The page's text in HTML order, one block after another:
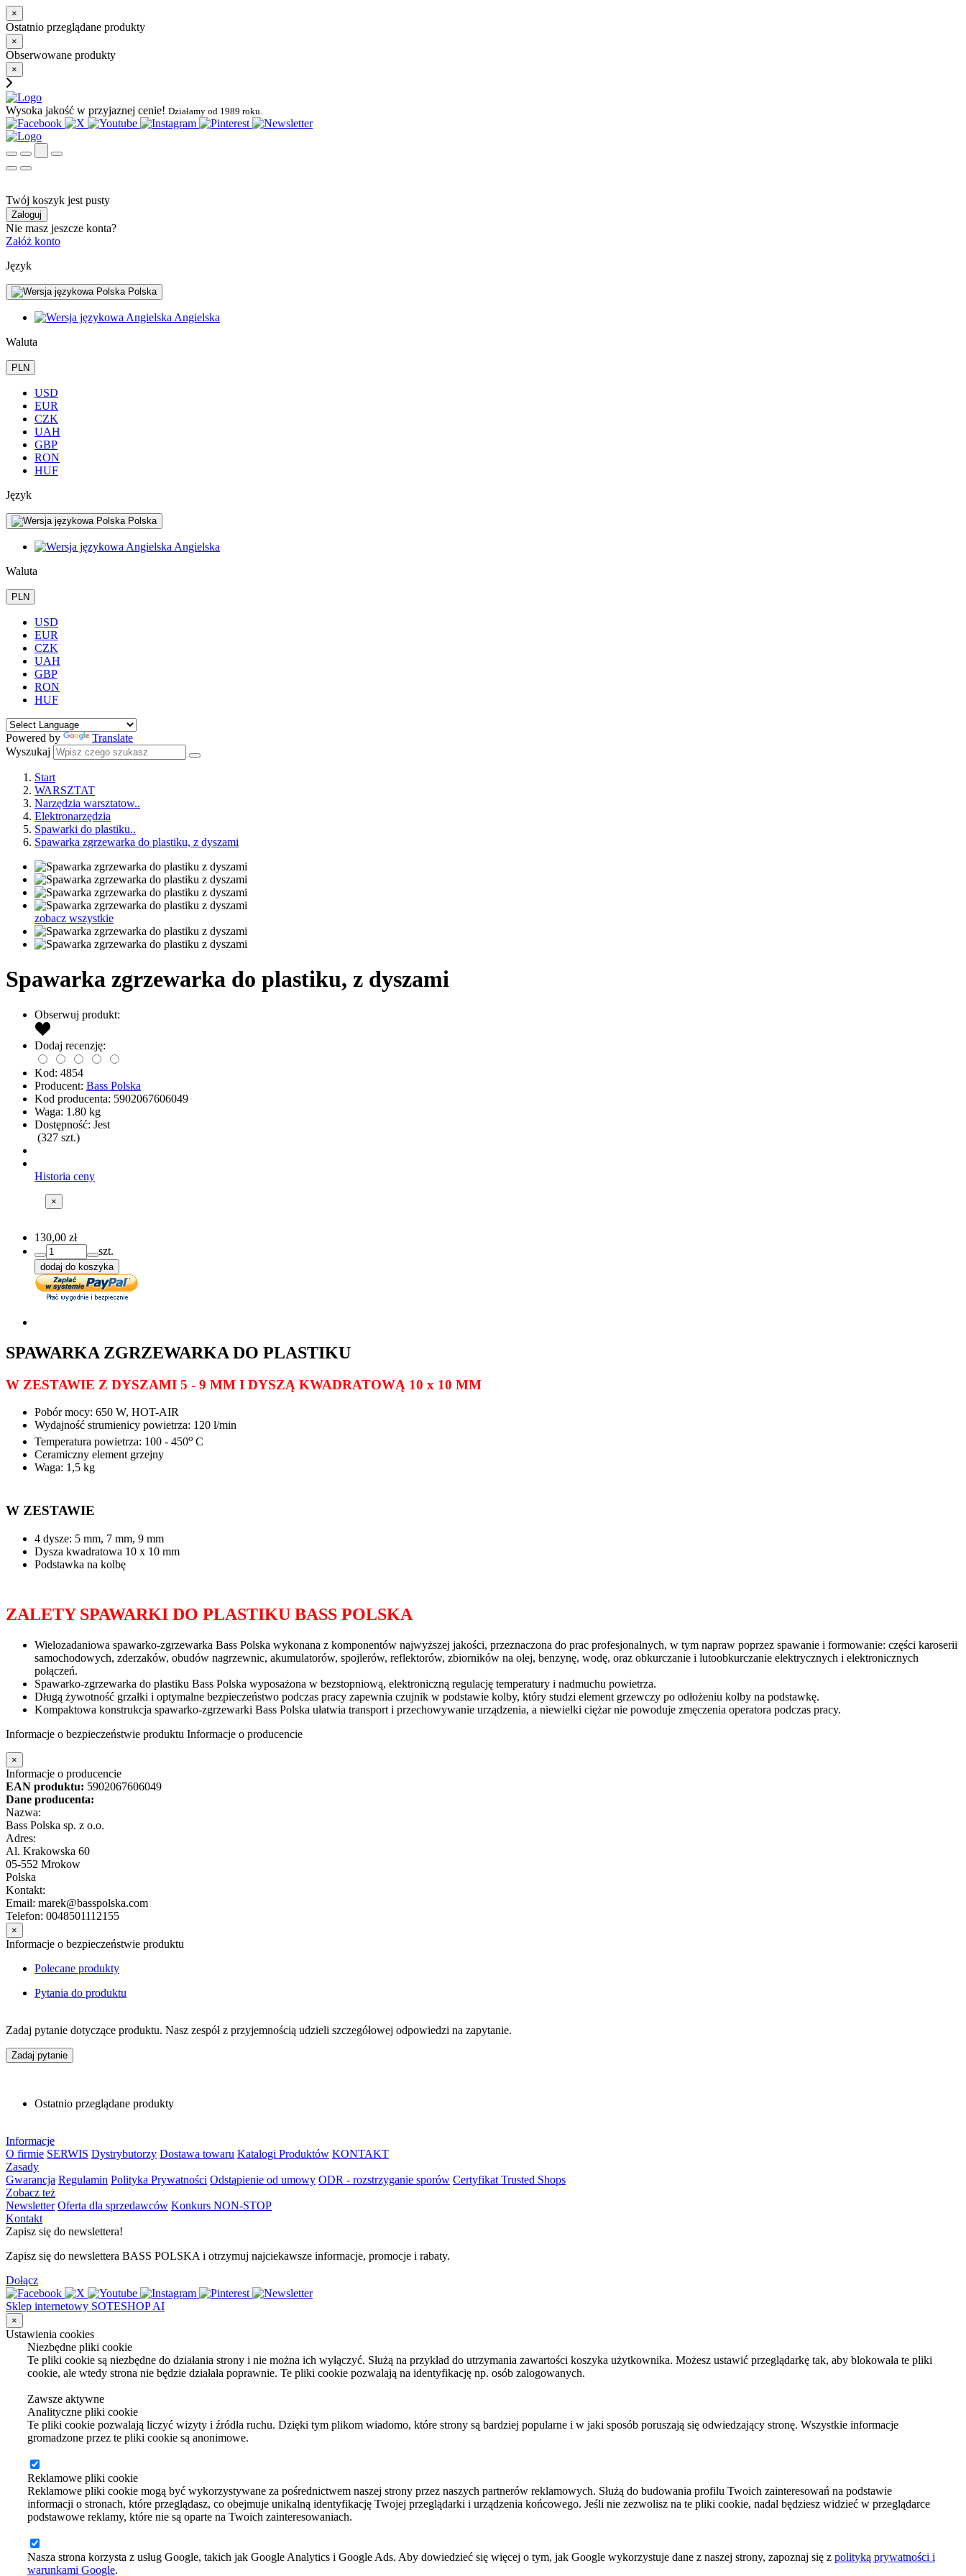
×
Ostatnio przeglądane produkty
×
Obserwowane produkty
×
Wysoka jakość w przyjaznej cenie! Działamy od 1989 roku.
Twój koszyk jest pusty
Zaloguj
Nie masz jeszcze konta?
Załóż konto
Język
Polska
Angielska
Waluta
PLN
USD
EUR
CZK
UAH
GBP
RON
HUF
Język
Polska
Angielska
Waluta
PLN
USD
EUR
CZK
UAH
GBP
RON
HUF
Powered by
Translate
Wyszukaj
Start
WARSZTAT
Narzędzia warsztatow..
Elektronarzędzia
Spawarki do plastiku..
Spawarka zgrzewarka do plastiku, z dyszami
zobacz wszystkie
Spawarka zgrzewarka do plastiku, z dyszami
Obserwuj produkt:
Dodaj recenzję:
Kod: 4854
Producent: Bass Polska
Kod producenta: 5902067606049
Waga: 1.80 kg
Dostępność: Jest
(327 szt.)
Historia ceny
×
130,00 zł
szt.
dodaj do koszyka
SPAWARKA ZGRZEWARKA DO PLASTIKU
W ZESTAWIE Z DYSZAMI 5 - 9 MM I DYSZĄ KWADRATOWĄ 10 x 10 MM
Pobór mocy: 650 W, HOT-AIR
Wydajność strumienicy powietrza: 120 l/min
Temperatura powietrza: 100 - 450o C
Ceramiczny element grzejny
Waga: 1,5 kg
W ZESTAWIE
4 dysze: 5 mm, 7 mm, 9 mm
Dysza kwadratowa 10 x 10 mm
Podstawka na kolbę
ZALETY SPAWARKI DO PLASTIKU BASS POLSKA
Wielozadaniowa spawarko-zgrzewarka Bass Polska wykonana z komponentów najwyższej jakości, przeznaczona do prac profesjonalnych, w tym napraw poprzez spawanie i formowanie: części karoserii
samochodowych, zderzaków, obudów nagrzewnic, akumulatorów, spojlerów, reflektorów, zbiorników na olej, benzynę, wodę, oraz obkurczanie i lutoobkurczanie elektrycznych i elektronicznych
połączeń.
Spawarko-zgrzewarka do plastiku Bass Polska wyposażona w bezstopniową, elektroniczną regulację temperatury i nadmuchu powietrza.
Długą żywotność grzałki i optymalne bezpieczeństwo podczas pracy zapewnia czujnik w podstawie kolby, który studzi element grzewczy po odłożeniu kolby na podstawkę.
Kompaktowa konstrukcja spawarko-zgrzewarki Bass Polska ułatwia transport i przechowywanie urządzenia, a niewielki ciężar nie powoduje zmęczenia operatora podczas pracy.
Informacje o bezpieczeństwie produktu Informacje o producencie
×
Informacje o producencie
EAN produktu: 5902067606049
Dane producenta:
Nazwa:
Bass Polska sp. z o.o.
Adres:
Al. Krakowska 60
05-552 Mrokow
Polska
Kontakt:
Email: marek@basspolska.com
Telefon: 0048501112155
×
Informacje o bezpieczeństwie produktu
Polecane produkty
Pytania do produktu
Zadaj pytanie dotyczące produktu. Nasz zespół z przyjemnością udzieli szczegółowej odpowiedzi na zapytanie.
Zadaj pytanie
Ostatnio przeglądane produkty
Informacje
O firmie SERWIS Dystrybutorzy Dostawa towaru Katalogi Produktów KONTAKT
Zasady
Gwarancja Regulamin Polityka Prywatności Odstąpienie od umowy ODR - rozstrzyganie sporów Certyfikat Trusted Shops
Zobacz też
Newsletter Oferta dla sprzedawców Konkurs NON-STOP
Kontakt
Zapisz się do newslettera!
Zapisz się do newslettera BASS POLSKA i otrzymuj najciekawsze informacje, promocje i rabaty.
Dołącz
Sklep internetowy SOTESHOP AI
×
Ustawienia cookies
Niezbędne pliki cookie
Te pliki cookie są niezbędne do działania strony i nie można ich wyłączyć. Służą na przykład do utrzymania zawartości koszyka użytkownika. Możesz ustawić przeglądarkę tak, aby blokowała te pliki
cookie, ale wtedy strona nie będzie działała poprawnie. Te pliki cookie pozwalają na identyfikację np. osób zalogowanych.
Zawsze aktywne
Analityczne pliki cookie
Te pliki cookie pozwalają liczyć wizyty i źródła ruchu. Dzięki tym plikom wiadomo, które strony są bardziej popularne i w jaki sposób poruszają się odwiedzający stronę. Wszystkie informacje
gromadzone przez te pliki cookie są anonimowe.
Reklamowe pliki cookie
Reklamowe pliki cookie mogą być wykorzystywane za pośrednictwem naszej strony przez naszych partnerów reklamowych. Służą do budowania profilu Twoich zainteresowań na podstawie
informacji o stronach, które przeglądasz, co obejmuje unikalną identyfikację Twojej przeglądarki i urządzenia końcowego. Jeśli nie zezwolisz na te pliki cookie, nadal będziesz widzieć w przeglądarce
podstawowe reklamy, które nie są oparte na Twoich zainteresowaniach.
Nasza strona korzysta z usług Google, takich jak Google Analytics i Google Ads. Aby dowiedzieć się więcej o tym, jak Google wykorzystuje dane z naszej strony, zapoznaj się z polityką prywatności i
warunkami Google.